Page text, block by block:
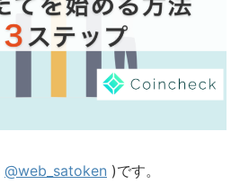
@web_satoken )です。